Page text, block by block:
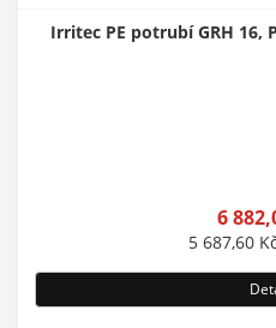
Irritec PE potrubí GRH 16,
6
5 687,60 Kč